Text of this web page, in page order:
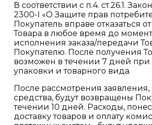
В соответствии с п.4. ст.26.1.
2300-I «О Защите прав
Покупатель вправе отказаться
Товара в любое время до
исполнения заказа/передачи
Покупателю. После получения
возможен в течении 7 дней при
упаковки и товарного вида.
После рассмотрения
средства, будут возвращены
течении 10 дней. Расходы,
доставку товаров и оплату